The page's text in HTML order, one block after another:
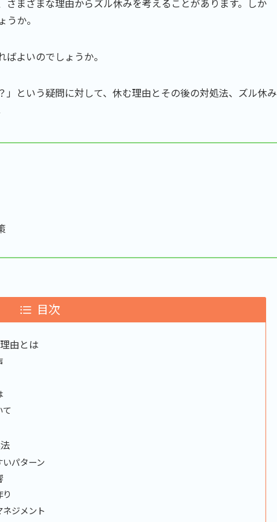
まざまな理由からズル休みを考えることがあります。しか
か。
よいのでしょうか。
という疑問に対して、休む理由とその後の対処法、ズル休み
目次
由とは
て
パターン
ジメント